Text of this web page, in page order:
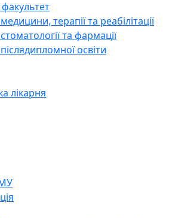
терапії та реабілітації
та фармації
освіти
лікарня